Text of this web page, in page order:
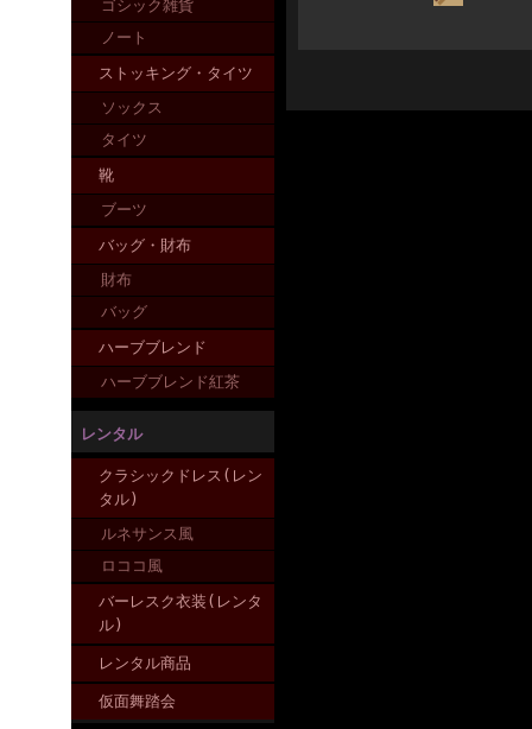
ゴシック雑貨
ノート
ストッキング・タイツ
ソックス
タイツ
靴
ブーツ
バッグ・財布
財布
バッグ
ハーブブレンド
ハーブブレンド紅茶
レンタル
クラシックドレス(レン
タル)
ルネサンス風
ロココ風
バーレスク衣装(レンタ
ル)
レンタル商品
仮面舞踏会